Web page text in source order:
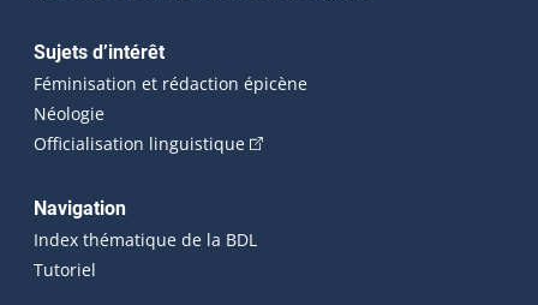
Sujets d’intérêt
Féminisation et rédaction épicène
Néologie
Officialisation linguistique(Cet hyperlien externe s'ouvrira
Navigation
Index thématique de la BDL
Tutoriel